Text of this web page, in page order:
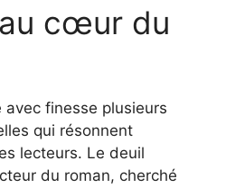
cœur du
finesse plusieurs
qui résonnent
lecteurs. Le deuil
du roman, cherché